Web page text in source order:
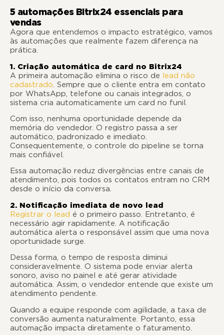
5 automações Bitrix24 essenciais para
vendas
Agora que entendemos o impacto estratégico, vamos
às automações que realmente fazem diferença na
prática.
1. Criação automática de card no Bitrix24
A primeira automação elimina o risco de lead não
cadastrado. Sempre que o cliente entra em contato
por WhatsApp, telefone ou canais integrados, o
sistema cria automaticamente um card no funil.
Com isso, nenhuma oportunidade depende da
memória do vendedor. O registro passa a ser
automático, padronizado e imediato.
Consequentemente, o controle do pipeline se torna
mais confiável.
Essa automação reduz divergências entre canais de
atendimento, pois todos os contatos entram no CRM
desde o início da conversa.
2. Notificação imediata de novo lead
Registrar o lead é o primeiro passo. Entretanto, é
necessário agir rapidamente. A notificação
automática alerta o responsável assim que uma nova
oportunidade surge.
Dessa forma, o tempo de resposta diminui
consideravelmente. O sistema pode enviar alerta
sonoro, aviso no painel e até gerar atividade
automática. Assim, o vendedor entende que existe um
atendimento pendente.
Quando a equipe responde com agilidade, a taxa de
conversão aumenta naturalmente. Portanto, essa
automação impacta diretamente o faturamento.